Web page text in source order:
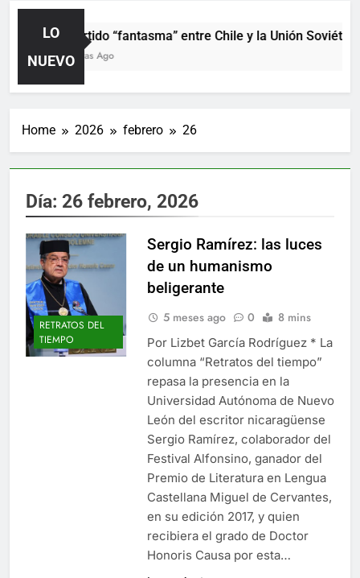
LO
NUEVO
El partido “fantasma” entre Chile y la Unión
13 Horas Ago
Home 2026 febrero 26
Día: 26 febrero, 2026
RETRATOS DEL
TIEMPO
Sergio Ramírez: las luces
de un humanismo
beligerante
5 meses ago 0 8 mins
Por Lizbet García Rodríguez * La
columna “Retratos del tiempo”
repasa la presencia en la
Universidad Autónoma de Nuevo
León del escritor nicaragüense
Sergio Ramírez, colaborador del
Festival Alfonsino, ganador del
Premio de Literatura en Lengua
Castellana Miguel de Cervantes,
en su edición 2017, y quien
recibiera el grado de Doctor
Honoris Causa por esta…